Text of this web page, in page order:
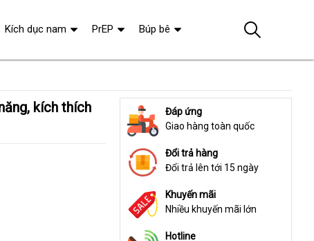
Đáp ứng
Giao hàng toàn quốc
Đổi trả hàng
Đổi trả lên tới 15 ngày
Khuyến mãi
Nhiều khuyến mãi lớn
Hotline
Kích dục nam PrEP Búp bê